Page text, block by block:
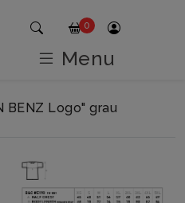
BENZ Logo" grau
0
Menu